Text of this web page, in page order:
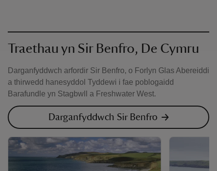
Traethau yn Sir Benfro, De Cymru
Darganfyddwch arfordir Sir Benfro, o Forlyn Glas Abereiddi
a thirwedd hanesyddol Tyddewi i fae poblogaidd
Barafundle yn Stagbwll a Freshwater West.
Darganfyddwch Sir Benfro